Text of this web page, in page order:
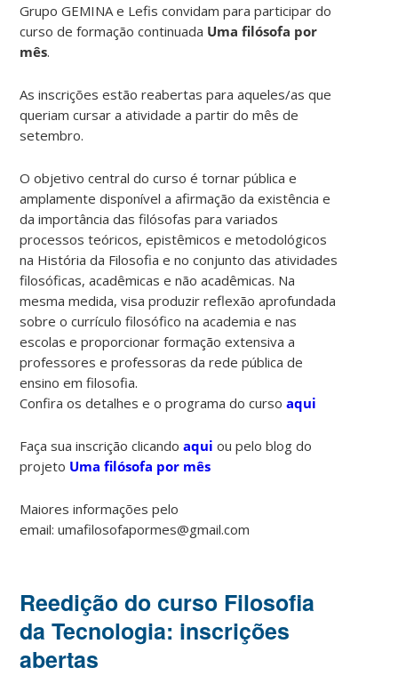
Grupo GEMINA e Lefis convidam para participar do
curso de formação continuada Uma filósofa por
mês.
As inscrições estão reabertas para aqueles/as que
queriam cursar a atividade a partir do mês de
setembro.
O objetivo central do curso é tornar pública e
amplamente disponível a afirmação da existência e
da importância das filósofas para variados
processos teóricos, epistêmicos e metodológicos
na História da Filosofia e no conjunto das atividades
filosóficas, acadêmicas e não acadêmicas. Na
mesma medida, visa produzir reflexão aprofundada
sobre o currículo filosófico na academia e nas
escolas e proporcionar formação extensiva a
professores e professoras da rede pública de
ensino em filosofia.
Confira os detalhes e o programa do cursoaqui
Faça sua inscrição clicandoaqui ou pelo blog do
projeto Uma filósofa por mês
Maiores informações pelo
email: umafilosofapormes@gmail.com
Reedição do curso Filosofia
da Tecnologia: inscrições
abertas